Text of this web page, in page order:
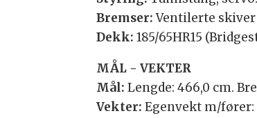
Bremser:Ventilerte skiver
Dekk:185/65HR15
MÅL - VEKTER
Mål: Lengde: 466,0 cm.
Vekter:Egenvekt m/fører: